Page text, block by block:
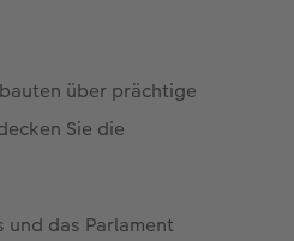
über prächtige
Sie die
und das Parlament